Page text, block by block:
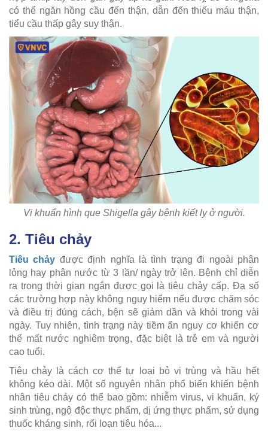
có thể ngăn hồng cầu đến thận, dẫn đến thiếu máu thận,
tiểu cầu thấp gây suy thận.
Vi khuẩn hình que Shigella gây bệnh kiết lỵ ở người.
2. Tiêu chảy
Tiêu chảy được định nghĩa là tình trạng đi ngoài phân
lỏng hay phân nước từ 3 lần/ ngày trở lên. Bệnh chỉ diễn
ra trong thời gian ngắn được gọi là tiêu chảy cấp. Đa số
các trường hợp này không nguy hiểm nếu được chăm sóc
và điều trị đúng cách, bện sẽ giảm dần và khỏi trong vài
ngày. Tuy nhiên, tình trạng này tiềm ẩn nguy cơ khiến cơ
thể mất nước nghiêm trọng, đặc biệt là trẻ em và người
cao tuổi.
Tiêu chảy là cách cơ thể tự loại bỏ vi trùng và hầu hết
không kéo dài. Một số nguyên nhân phổ biến khiến bệnh
nhân tiêu chảy có thể bao gồm: nhiễm virus, vi khuẩn, ký
sinh trùng, ngộ độc thực phẩm, dị ứng thực phẩm, sử dụng
thuốc kháng sinh, rối loạn tiêu hóa...